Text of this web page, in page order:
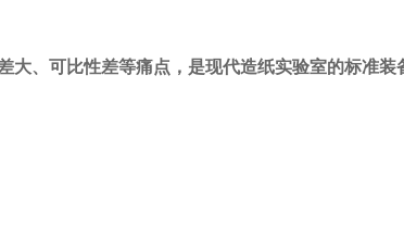
大、可比性差等痛点，是现代造纸实验室的标准